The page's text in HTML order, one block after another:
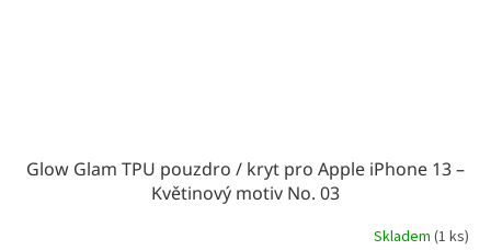
Glow Glam TPU pouzdro / kryt pro Apple iPhone 13 –
Květinový motiv No. 03
Skladem (1 ks)